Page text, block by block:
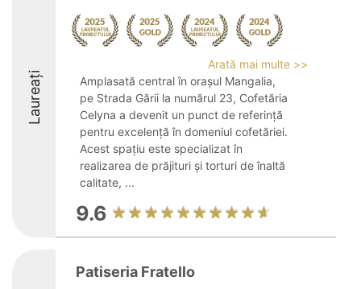
Laureați
Arată mai multe >>
Amplasată central în orașul Mangalia,
pe Strada Gării la numărul 23, Cofetăria
Celyna a devenit un punct de referință
pentru excelență în domeniul cofetăriei.
Acest spațiu este specializat în
realizarea de prăjituri și torturi de înaltă
calitate, ...
9.6
Patiseria Fratello